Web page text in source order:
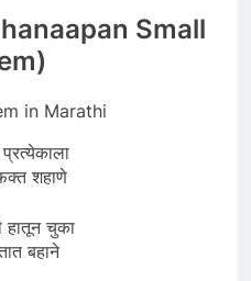
Small
शहाणे
हातून चुका
बहाने